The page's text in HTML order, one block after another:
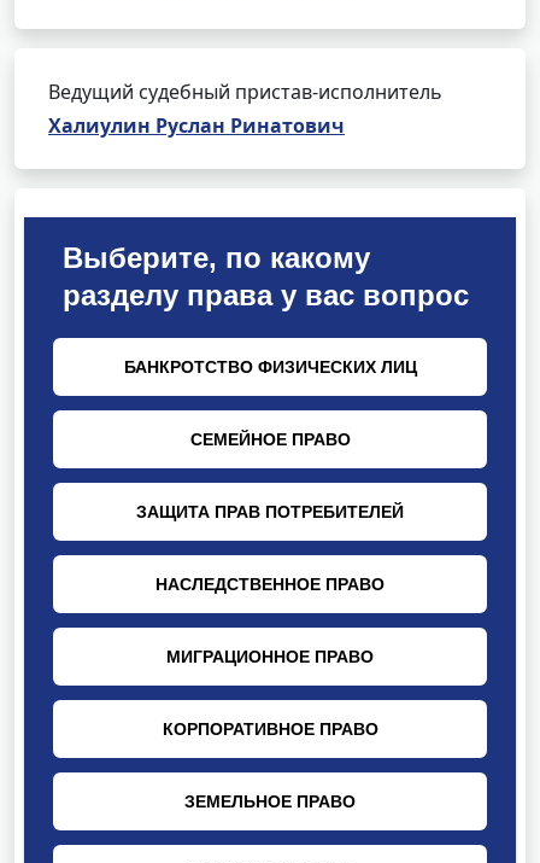
Ведущий судебный пристав-исполнитель
Халиулин Руслан Ринатович